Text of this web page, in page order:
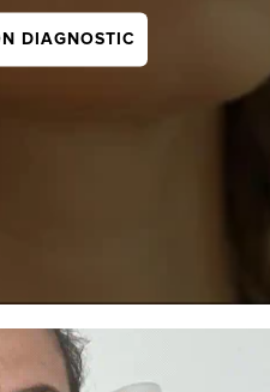
DIAGNOSTIC